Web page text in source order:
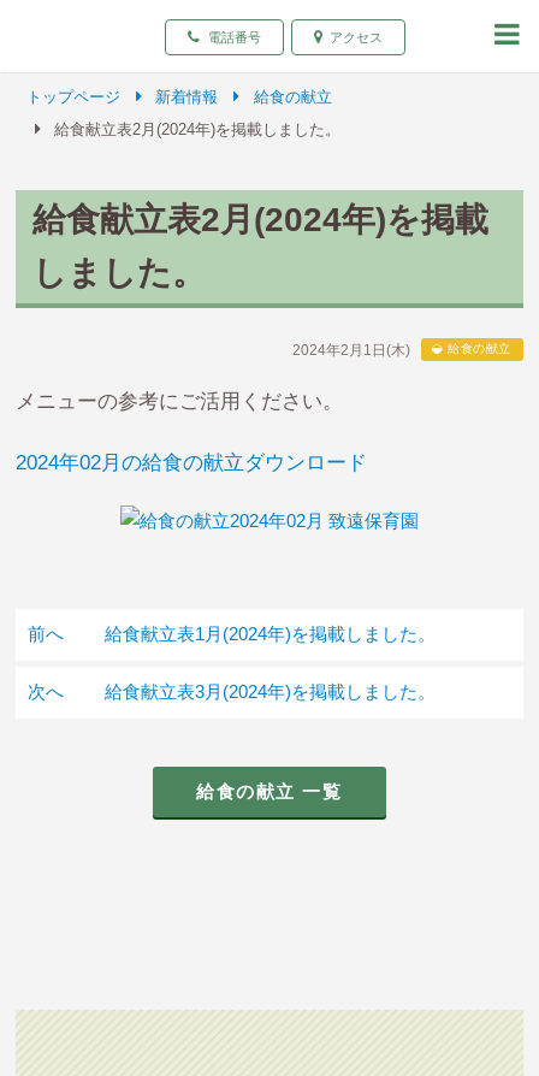
致遠保育園 青森県弘
電話番号 アクセス
トップページ 新着情報
給食の献立
給食献立表2月(2024年)を掲載しました。
給食献立表2月(2024年)を掲載
しました。
2024年2月1日(木) 給食の献立
メニューの参考にご活用ください。
2024年02月の給食の献立ダウンロード
前へ 給食献立表1月(2024年)を掲載しました。
次へ 給食献立表3月(2024年)を掲載しました。
給食の献立 一覧